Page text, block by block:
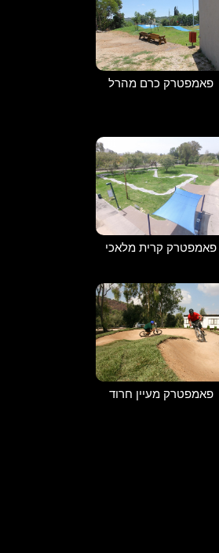
פאמפטרק כרם מהרל
פאמפטרק קרית מלאכי
פאמפטרק מעיין חרוד